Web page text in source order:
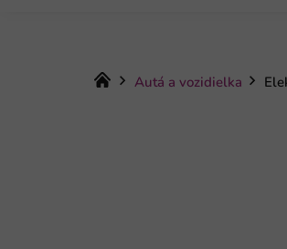
Domov
Autá a vozidielka